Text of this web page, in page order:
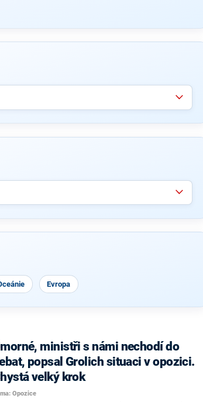
Evropa
ministři s námi nechodí do
popsal Grolich situaci v opozici.
velký krok
Opozice